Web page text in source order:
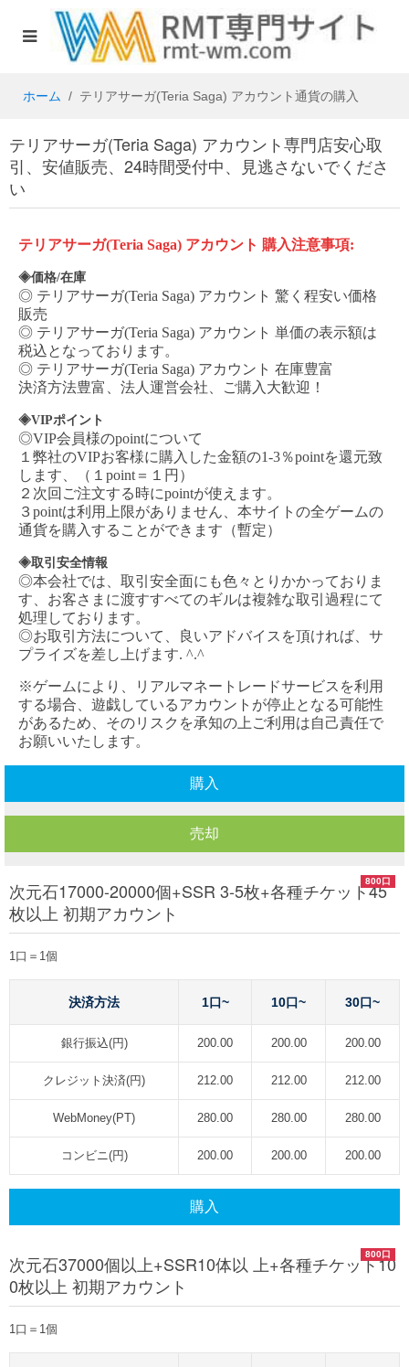
ホーム テリアサーガ(Teria Saga) アカウント通貨の購入
テリアサーガ(Teria Saga) アカウント専門店安心取
引、安値販売、24時間受付中、見逃さないでくださ
い
テリアサーガ(Teria Saga) アカウント 購入注意事項:
◈価格/在庫
◎ テリアサーガ(Teria Saga) アカウント 驚く程安い価格
販売
◎ テリアサーガ(Teria Saga) アカウント 単価の表示額は
税込となっております。
◎ テリアサーガ(Teria Saga) アカウント 在庫豊富
決済方法豊富、法人運営会社、ご購入大歓迎！
◈VIPポイント
◎VIP会員様のpointについて
１弊社のVIPお客様に購入した金額の1-3％pointを還元致
します、（１point＝１円）
２次回ご注文する時にpointが使えます。
３pointは利用上限がありません、本サイトの全ゲームの
通貨を購入することができます（暫定）
◈取引安全情報
◎本会社では、取引安全面にも色々とりかかっておりま
す、お客さまに渡すすべてのギルは複雑な取引過程にて
処理しております。
◎お取引方法について、良いアドバイスを頂ければ、サ
プライズを差し上げます. ^.^
※ゲームにより、リアルマネートレードサービスを利用
する場合、遊戯しているアカウントが停止となる可能性
があるため、そのリスクを承知の上ご利用は自己責任で
お願いいたします。
購入
売却
800口
次元石17000-20000個+SSR 3-5枚+各種チケット45
枚以上 初期アカウント
1口＝1個
決済方法 1口~ 10口~ 30口~
銀行振込(円) 200.00 200.00 200.00
クレジット決済(円) 212.00 212.00 212.00
WebMoney(PT) 280.00 280.00 280.00
コンビニ(円) 200.00 200.00 200.00
購入
800口
次元石37000個以上+SSR10体以 上+各種チケット10
0枚以上 初期アカウント
1口＝1個